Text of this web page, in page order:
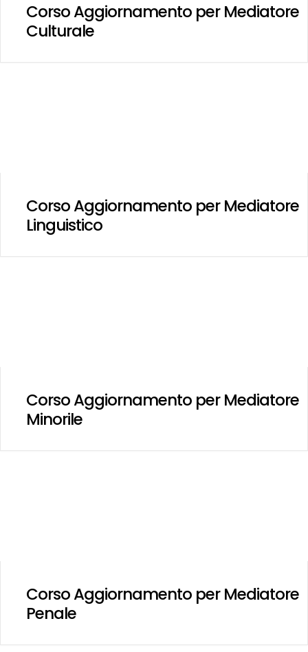
Corso Aggiornamento per Mediatore
Culturale
Corso Aggiornamento per Mediatore
Linguistico
Corso Aggiornamento per Mediatore
Minorile
Corso Aggiornamento per Mediatore
Penale